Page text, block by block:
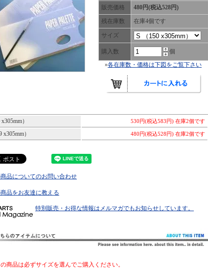
販売価格
480円(税込528円)
残在庫数
在庫4個です
サイズ
購入数
個
»各在庫数・価格は下図をご覧下さい
）
530円(税込583円) 在庫2個です
x305mm） 480円(税込528円) 在庫2個です
品についてのお問い合わせ
商品をお友達に教える
特別販売・お得な情報はメルマガでもお知らせしています。
商品は必ずサイズを選んでご購入ください。